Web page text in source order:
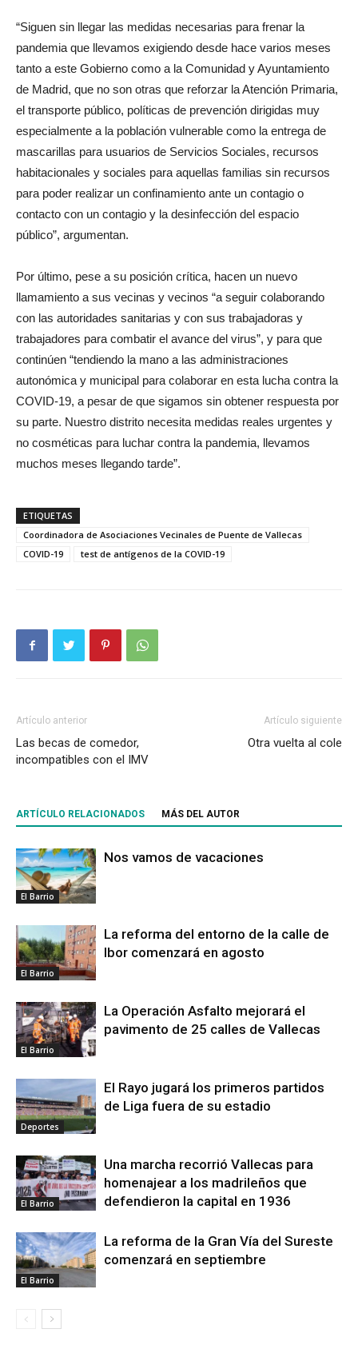
“Siguen sin llegar las medidas necesarias para frenar la
pandemia que llevamos exigiendo desde hace varios meses
tanto a este Gobierno como a la Comunidad y Ayuntamiento
de Madrid, que no son otras que reforzar la Atención Primaria,
el transporte público, políticas de prevención dirigidas muy
especialmente a la población vulnerable como la entrega de
mascarillas para usuarios de Servicios Sociales, recursos
habitacionales y sociales para aquellas familias sin recursos
para poder realizar un confinamiento ante un contagio o
contacto con un contagio y la desinfección del espacio
público”, argumentan.
Por último, pese a su posición crítica, hacen un nuevo
llamamiento a sus vecinas y vecinos “a seguir colaborando
con las autoridades sanitarias y con sus trabajadoras y
trabajadores para combatir el avance del virus”, y para que
continúen “tendiendo la mano a las administraciones
autonómica y municipal para colaborar en esta lucha contra la
COVID-19, a pesar de que sigamos sin obtener respuesta por
su parte. Nuestro distrito necesita medidas reales urgentes y
no cosméticas para luchar contra la pandemia, llevamos
muchos meses llegando tarde”.
ETIQUETAS
Coordinadora de Asociaciones Vecinales de Puente de Vallecas
COVID-19
test de antígenos de la COVID-19
Artículo anterior
Las becas de comedor,
incompatibles con el IMV
Artículo siguiente
Otra vuelta al cole
ARTÍCULO RELACIONADOS MÁS DEL AUTOR
El Barrio
Nos vamos de vacaciones
El Barrio
La reforma del entorno de la calle de
Ibor comenzará en agosto
El Barrio
La Operación Asfalto mejorará el
pavimento de 25 calles de Vallecas
Deportes
El Rayo jugará los primeros partidos
de Liga fuera de su estadio
El Barrio
Una marcha recorrió Vallecas para
homenajear a los madrileños que
defendieron la capital en 1936
El Barrio
La reforma de la Gran Vía del Sureste
comenzará en septiembre